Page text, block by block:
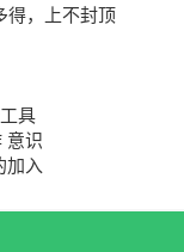
得，上不封顶
具
意识
入